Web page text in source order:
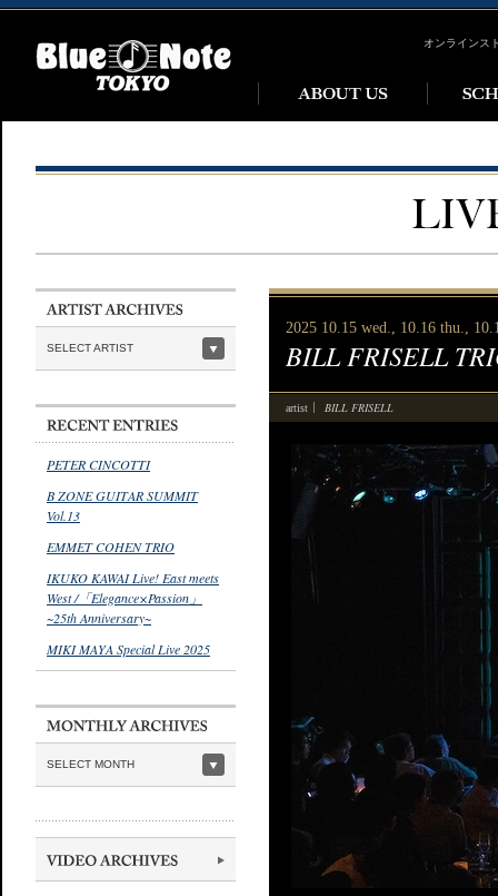
オンラインス
SELECT ARTIST
PETER CINCOTTI
B ZONE GUITAR SUMMIT
Vol.13
EMMET COHEN TRIO
IKUKO KAWAI Live! East meets
West /「Elegance×Passion」
~25th Anniversary~
MIKI MAYA Special Live 2025
SELECT MONTH
2025 10.15 wed., 10.16 thu.,
BILL FRISELL
artist BILL FRISELL